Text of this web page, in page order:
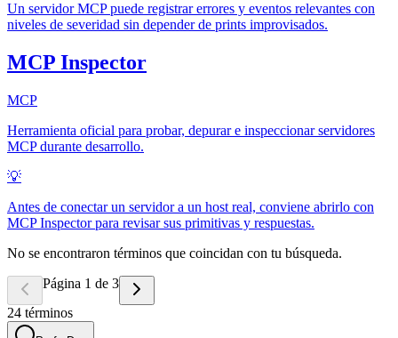
Un servidor MCP puede registrar errores y eventos relevantes con
niveles de severidad sin depender de prints improvisados.
MCP Inspector
MCP
Herramienta oficial para probar, depurar e inspeccionar servidores
MCP durante desarrollo.
💡
Antes de conectar un servidor a un host real, conviene abrirlo con
MCP Inspector para revisar sus primitivas y respuestas.
No se encontraron términos que coincidan con tu búsqueda.
Página 1 de 3
24 términos